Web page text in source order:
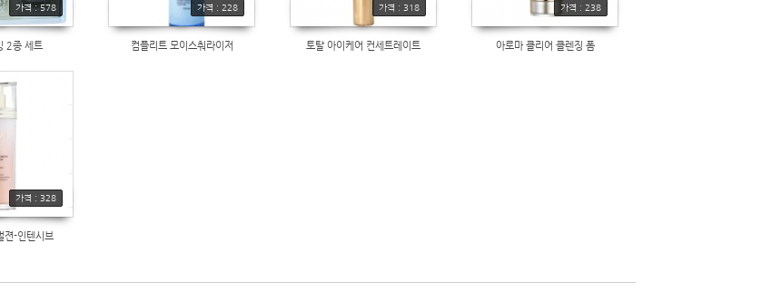
가격 : 578
2종 세트
가격 : 228
컴플리트 모이스춰라이저
가격 : 318
토탈 아이케어 컨세트레이트
가격 : 238
아로마 클리어 클렌징 폼
가격 : 328
젼-인텐시브